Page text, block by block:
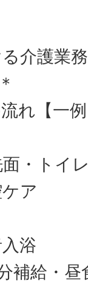
介護業
れ【一
・トイ
ア
浴
補給・昼